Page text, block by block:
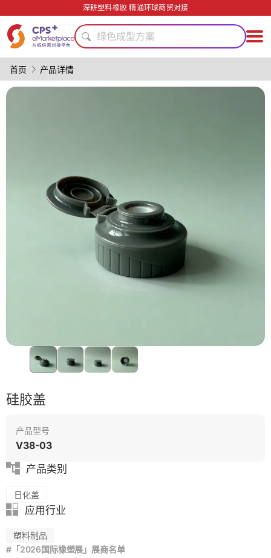
深耕塑料橡胶 精通环球商贸对接
生物降解
绿色成型方案
单一材料
模具
绿色成型方案
单一材料
表面处理
模具
PET
首页 产品详情
硅胶盖
产品型号
V38-03
产品类别
日化盖
应用行业
塑料制品
#「2026国际橡塑展」展商名单